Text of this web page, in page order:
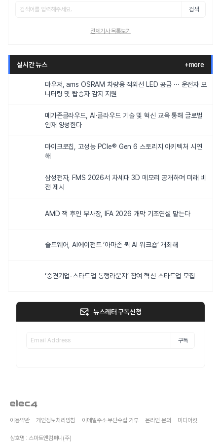
검색
전체기사 목록보기
실시간 뉴스 +more
마우저, ams OSRAM 차량용 적외선 LED 공급 ··· 운전자 모
니터링 및 탑승자 감지 지원
메가존클라우드, AI·클라우드 기술 및 혁신 교육 통해 글로벌
인재 양성한다
마이크로칩, 고성능 PCIe® Gen 6 스토리지 아키텍처 시연
해
삼성전자, FMS 2026서 차세대 3D 메모리 공개하며 미래 비
전 제시
AMD 잭 후인 부사장, IFA 2026 개막 기조연설 맡는다
솔트웨어, AI에이전트 ‘아마존 퀵 AI 워크숍’ 개최해
‘중견기업-스타트업 동행라운지’ 참여 혁신 스타트업 모집
뉴스레터 구독신청
구독
이용약관 개인정보처리방침 이메일주소 무단수집 거부 온라인 문의 미디어킷
상호명 : 스마트앤컴퍼니(주)